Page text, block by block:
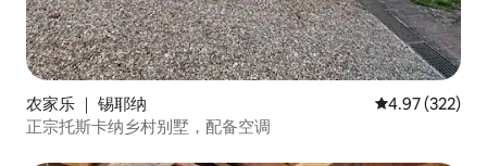
农家乐 ｜ 锡耶纳 平均评分 4.97
4.97 (322)
正宗托斯卡纳乡村别墅，配备空调